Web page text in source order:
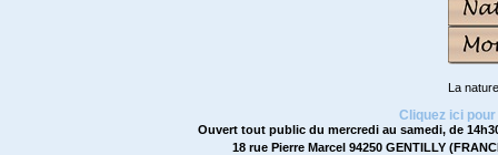
La
Cliquez ici
Ouvert tout public du mercredi au samedi, de
18 rue Pierre Marcel 94250 GENTILLY